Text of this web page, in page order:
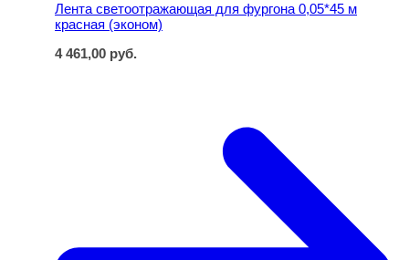
Лента светоотражающая для фургона 0,05*45 м
красная (эконом)
4 461,00 руб.